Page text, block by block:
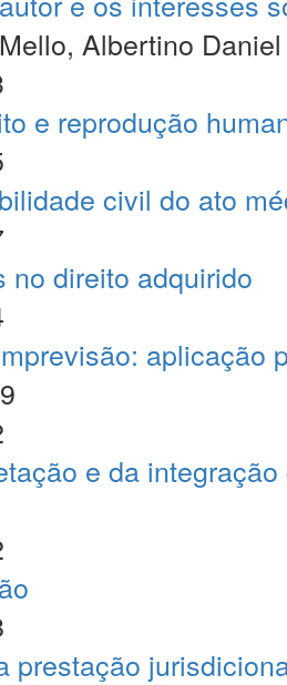
Albertino
e reprodução
civil do ato
no direito adquirido
aplicação
e da
prestação